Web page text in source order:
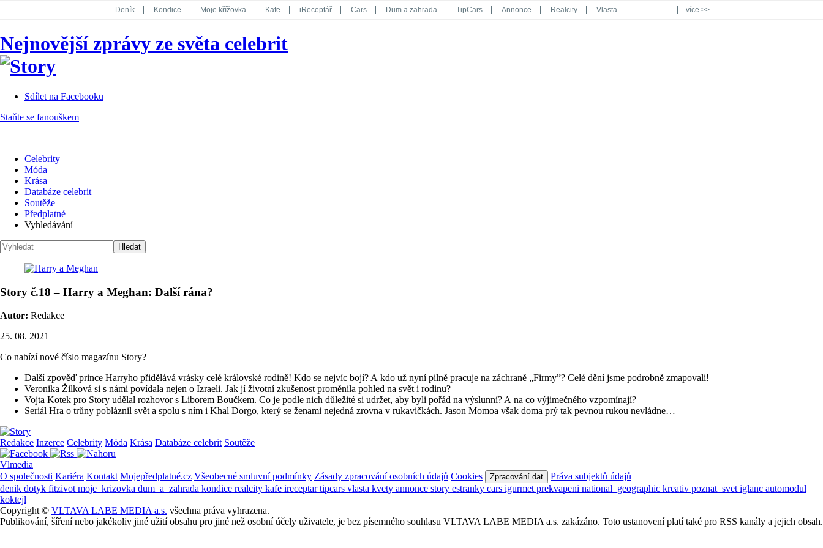
Deník Kondice Moje křížovka Kafe iReceptář Cars Dům a zahrada TipCars Annonce Realcity Vlasta
Koktejl
více >>
Nejnovější zprávy ze světa celebrit
Sdílet na Facebooku
Staňte se fanouškem
Celebrity
Móda
Krása
Databáze celebrit
Soutěže
Předplatné
Vyhledávání
Story č.18 – Harry a Meghan: Další rána?
Autor: Redakce
25. 08. 2021
Co nabízí nové číslo magazínu Story?
Další zpověď prince Harryho přidělává vrásky celé královské rodině! Kdo se nejvíc bojí? A kdo už nyní pilně pracuje na záchraně „Firmy”? Celé dění jsme podrobně zmapovali!
Veronika Žilková si s námi povídala nejen o Izraeli. Jak jí životní zkušenost proměnila pohled na svět i rodinu?
Vojta Kotek pro Story udělal rozhovor s Liborem Boučkem. Co je podle nich důležité si udržet, aby byli pořád na výslunní? A na co výjimečného vzpomínají?
Seriál Hra o trůny pobláznil svět a spolu s ním i Khal Dorgo, který se ženami nejedná zrovna v rukavičkách. Jason Momoa však doma prý tak pevnou rukou nevládne…
Redakce Inzerce Celebrity Móda Krása Databáze celebrit Soutěže
Vlmedia
O společnosti Kariéra Kontakt Mojepředplatné.cz Všeobecné smluvní podmínky Zásady zpracování osobních údajů Cookies Zpracování dat
Práva subjektů údajů
denik dotyk fitzivot moje_krizovka dum_a_zahrada kondice realcity kafe ireceptartipcars vlasta kvety annonce story estranky cars igurmet prekvapeni national_geographic kreativ poznat_svet iglanc automodul
koktejl
Copyright © VLTAVA LABE MEDIA a.s. všechna práva vyhrazena.
Publikování, šíření nebo jakékoliv jiné užití obsahu pro jiné než osobní účely uživatele, je bez písemného souhlasu VLTAVA LABE MEDIA a.s. zakázáno. Toto ustanovení platí také pro RSS kanály a jejich obsah.